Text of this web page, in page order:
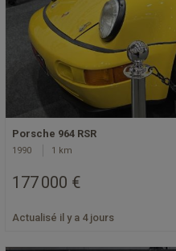
Porsche 964 RSR
1990 1 km
177 000 €
Actualisé il y a 4 jours